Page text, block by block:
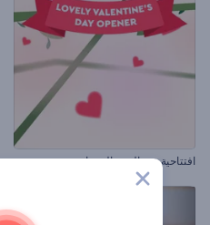
افتتاحية عيد الحب الرومانسية